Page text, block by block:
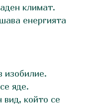
климат.
енергията
изобилие.
яде.
вид, който се